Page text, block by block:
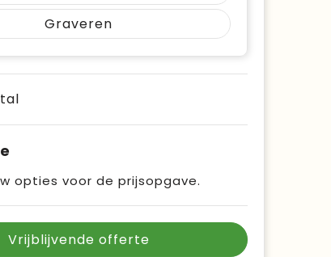
Graveren
opties voor de prijsopgave.
Vrijblijvende offerte